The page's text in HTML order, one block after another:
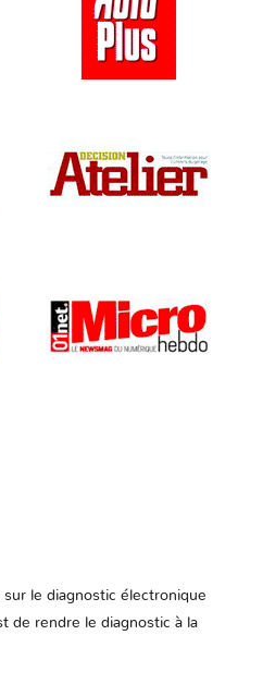
le diagnostic électronique
de rendre le diagnostic à la